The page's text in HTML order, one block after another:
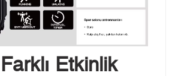
Etkinlik